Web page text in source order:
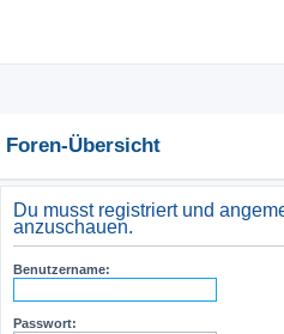
Foren-Übersicht
Du musst registriert und
anzuschauen.
Benutzername:
Passwort: